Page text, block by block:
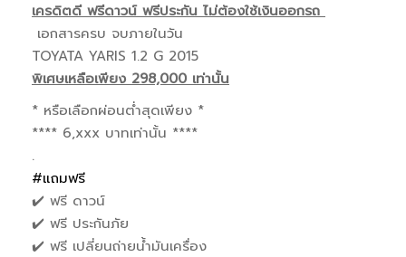
เครดิตดี ฟรีดาวน์ ฟรีประกัน ไม่ต้องใช้เงินออกรถ
เอกสารครบ จบภายในวัน
TOYATA YARIS 1.2 G 2015
พิเศษเหลือเพียง 298,000 เท่านั้น
* หรือเลือกผ่อนต่ำสุดเพียง *
**** 6,xxx บาทเท่านั้น ****
.
#แถมฟรี
✔️ ฟรี ดาวน์
✔️ ฟรี ประกันภัย
✔️ ฟรี เปลี่ยนถ่ายน้ำมันเครื่อง